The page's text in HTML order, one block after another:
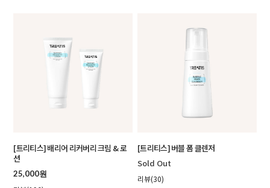
[트리티스] 배리어 리커버리 크림 & 로
션
25,000원
[트리티스] 버블 폼 클렌저
Sold Out
리뷰(30)